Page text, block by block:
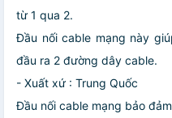
từ 1 qua 2.
Đầu nối cable mạng này
đầu ra 2 đường dây cable.
- Xuất xứ : Trung Quốc
Đầu nối cable mạng bảo